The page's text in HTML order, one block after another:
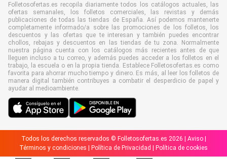
Folletosofertas.es recopila diariamente todos los catálogos actuales, las
ofertas semanales, los folletos comerciales, las revistas y demás
publicaciones de todas las tiendas de España. Así podemos mantenerte
completamente informado/a sobre las promociones de los folletos, los
descuentos y las ofertas que te interesan y también puedes encontrar
chollos, rebajas y descuentos en las tiendas de tu zona. Normalmente
nuestra página cuenta con los catálogos más recientes antes de que
lleguen incluso a tu correo, y además puedes acceder a los folletos en el
trabajo, la escuela o en la propia tienda. Establece Folletosofertas.es como
favorita para ahorrar mucho tiempo y dinero. Es más, al leer los folletos de
manera digital también contribuyes a combatir el desperdicio de papel y
ayudar al medioambiente.
Todos los derechos reservados © Folletosofertas.es 2026 | Aviso|
Términos y condiciones
Política de Privacidad Política de cookies